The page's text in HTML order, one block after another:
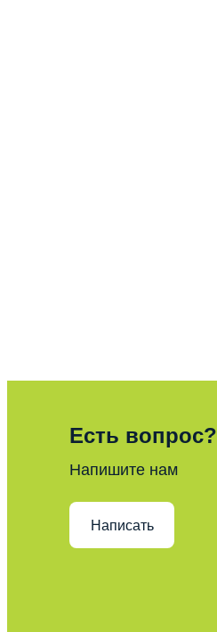
Есть вопрос?
Напишите нам
Написать